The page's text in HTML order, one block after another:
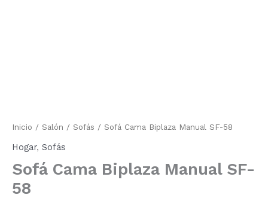
Inicio / Salón / Sofás / Sofá Cama Biplaza Manual SF-58
Hogar, Sofás
Sofá Cama Biplaza Manual SF-
58